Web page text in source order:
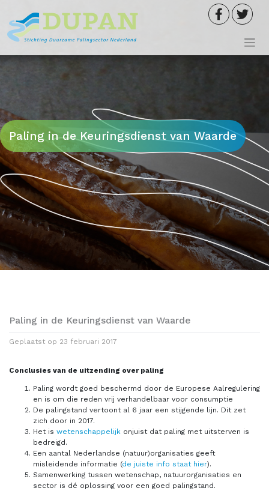
inhoud
Paling in de Keuringsdienst van Waarde
Paling in de Keuringsdienst van Waarde
Geplaatst op 23 februari 2017
Conclusies van de uitzending over paling
Paling wordt goed beschermd door de Europese Aalregulering
en is om die reden vrij verhandelbaar voor consumptie
De palingstand vertoont al 6 jaar een stijgende lijn. Dit zet
zich door in 2017.
Het is wetenschappelijk onjuist dat paling met uitsterven is
bedreigd.
Een aantal Nederlandse (natuur)organisaties geeft
misleidende informatie (de juiste info staat hier).
Samenwerking tussen wetenschap, natuurorganisaties en
sector is dé oplossing voor een goed palingstand.